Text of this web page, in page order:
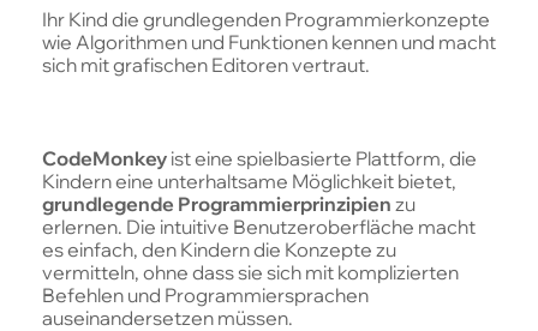
Ihr Kind die grundlegenden Programmierkonzepte
wie Algorithmen und Funktionen kennen und macht
sich mit grafischen Editoren vertraut.
CodeMonkey ist eine spielbasierte Plattform, die
Kindern eine unterhaltsame Möglichkeit bietet,
grundlegende Programmierprinzipien zu
erlernen. Die intuitive Benutzeroberfläche macht
es einfach, den Kindern die Konzepte zu
vermitteln, ohne dass sie sich mit komplizierten
Befehlen und Programmiersprachen
auseinandersetzen müssen.